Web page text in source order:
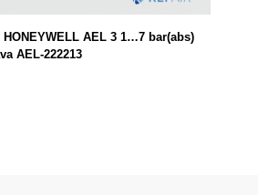
AEL 3 1…7 bar(abs)
AEL-222213